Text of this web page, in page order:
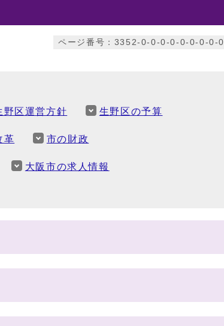
ページ番号：3352-0-0-0-0-0-0-0-0-0
野区運営方針 生野区の予算
革 市の財政
大阪市の求人情報